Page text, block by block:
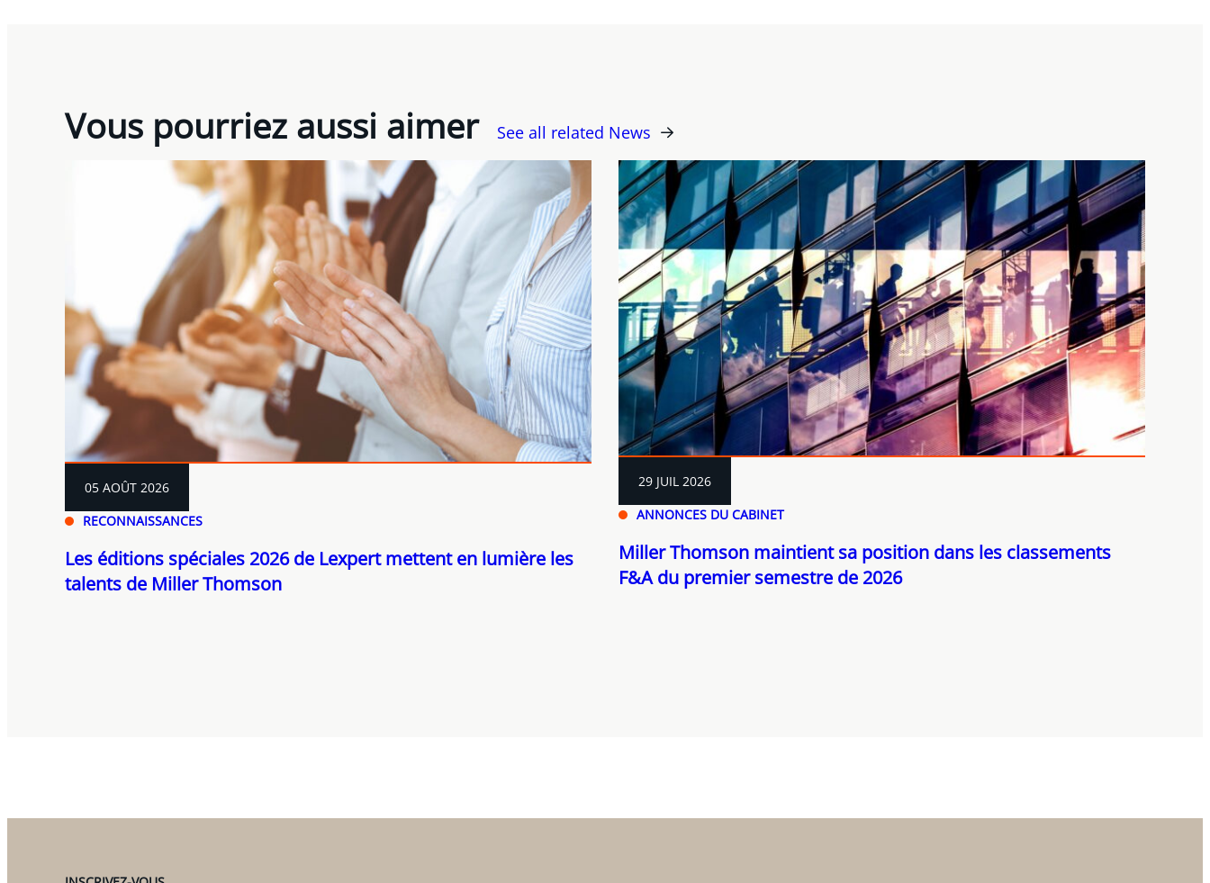
Vous pourriez aussi aimer See all related News
RECONNAISSANCES
05 AOÛT 2026
Les éditions spéciales 2026 de Lexpert mettent en lumière les
talents de Miller Thomson
ANNONCES DU CABINET
29 JUIL 2026
Miller Thomson maintient sa position dans les classements
F&A du premier semestre de 2026